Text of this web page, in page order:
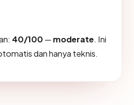
40/100 — moderate. Ini
dan hanya teknis.